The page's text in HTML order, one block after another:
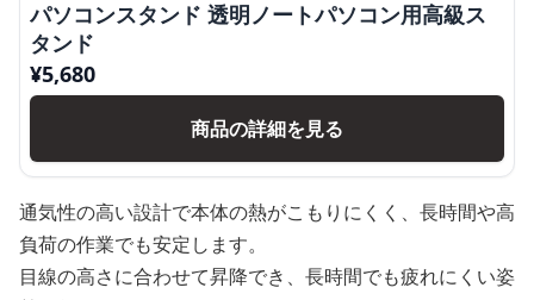
パソコンスタンド 透明ノートパソコン用高級ス
タンド
¥5,680
商品の詳細を見る
通気性の高い設計で本体の熱がこもりにくく、長時間や高
負荷の作業でも安定します。
目線の高さに合わせて昇降でき、長時間でも疲れにくい姿